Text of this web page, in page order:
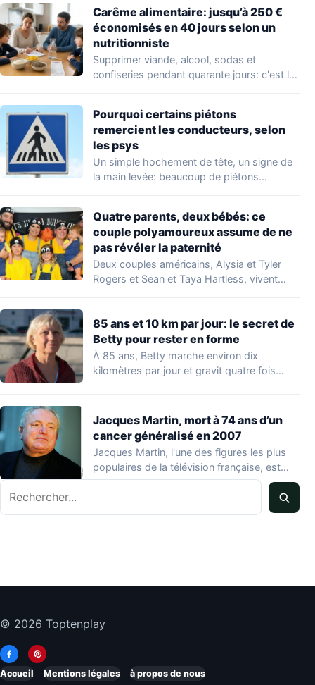
Carême alimentaire: jusqu’à 250 €
économisés en 40 jours selon un
nutritionniste
Supprimer viande, alcool, sodas et
confiseries pendant quarante jours: c'est le
Pourquoi certains piétons
remercient les conducteurs, selon
les psys
Un simple hochement de tête, un signe de
la main levée: beaucoup de piétons…
Quatre parents, deux bébés: ce
couple polyamoureux assume de ne
pas révéler la paternité
Deux couples américains, Alysia et Tyler
Rogers et Sean et Taya Hartless, vivent
85 ans et 10 km par jour: le secret de
Betty pour rester en forme
À 85 ans, Betty marche environ dix
kilomètres par jour et gravit quatre fois…
Jacques Martin, mort à 74 ans d’un
cancer généralisé en 2007
Jacques Martin, l'une des figures les plus
populaires de la télévision française, est
décédé…
© 2026 Toptenplay
Accueil Mentions légales à propos de nous